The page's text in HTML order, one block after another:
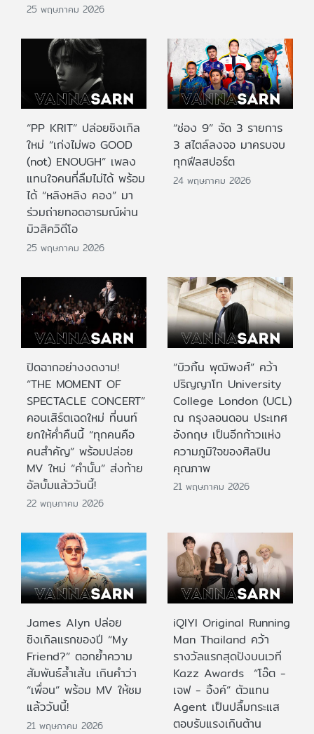
25 พฤษภาคม 2026
“PP KRIT” ปล่อยซิงเกิล
ใหม่ “เก่งไม่พอ GOOD
(not) ENOUGH” เพลง
แทนใจคนที่ลืมไม่ได้ พร้อม
ได้ “หลิงหลิง คอง” มา
ร่วมถ่ายทอดอารมณ์ผ่าน
มิวสิควิดีโอ
25 พฤษภาคม 2026
“ช่อง 9” จัด 3 รายการ
3 สไตล์ลงจอ มาครบจบ
ทุกฟีลสปอร์ต
24 พฤษภาคม 2026
ปิดฉากอย่างงดงาม!
“THE MOMENT OF
SPECTACLE CONCERT”
คอนเสิร์ตเฉดใหม่ ที่นนท์
ยกให้ค่ำคืนนี้ “ทุกคนคือ
คนสำคัญ” พร้อมปล่อย
MV ใหม่ “คำนั้น” ส่งท้าย
อัลบั้มแล้ววันนี้!
22 พฤษภาคม 2026
“บิวกิ้น พุฒิพงศ์” คว้า
ปริญญาโท University
College London (UCL)
ณ กรุงลอนดอน ประเทศ
อังกฤษ เป็นอีกก้าวแห่ง
ความภูมิใจของศิลปิน
คุณภาพ
21 พฤษภาคม 2026
James Alyn ปล่อย
ซิงเกิลแรกของปี “My
Friend?” ตอกย้ำความ
สัมพันธ์ล้ำเส้น เกินคำว่า
“เพื่อน” พร้อม MV ให้ชม
แล้ววันนี้!
21 พฤษภาคม 2026
iQIYI Original Running
Man Thailand คว้า
รางวัลแรกสุดปังบนเวที
Kazz Awards “โอ๊ต -
เจฟ - อิ้งค์” ตัวแทน
Agent เป็นปลื้มกระแส
ตอบรับแรงเกินต้าน